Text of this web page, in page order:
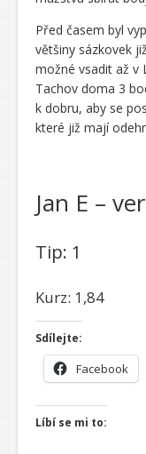
Před časem byl
většiny sázkovek
možné vsadit až v
Tachov doma 3
k dobru, aby se
které již mají
Jan E –
Tip: 1
Kurz: 1,84
Sdílejte:
Facebook
Líbí se mi to: